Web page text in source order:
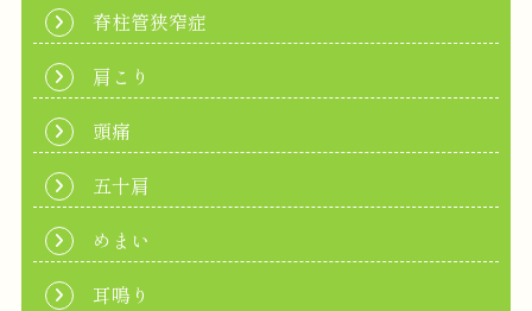
脊柱管狭窄症
肩こり
頭痛
五十肩
めまい
耳鳴り